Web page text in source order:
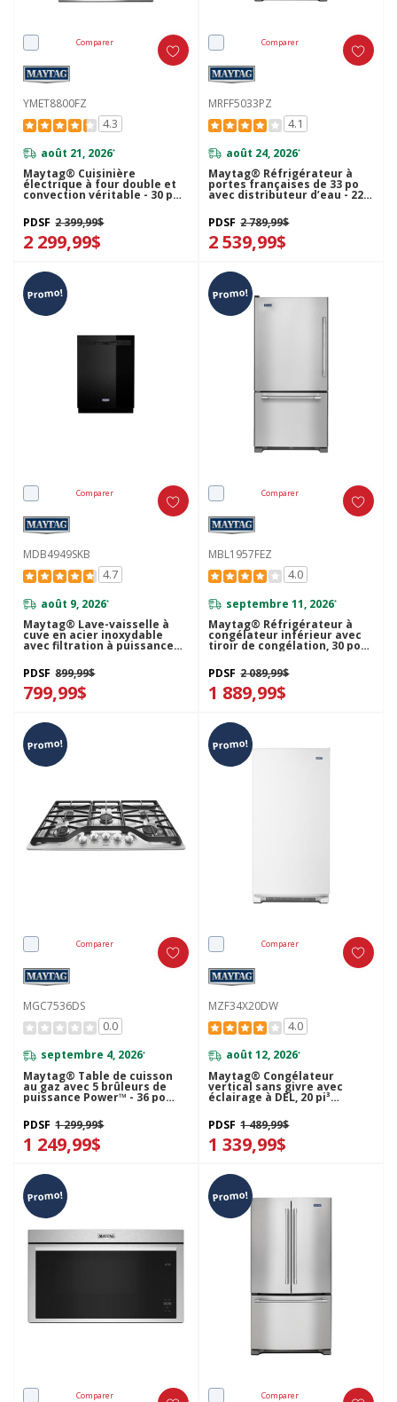
Comparer
YMET8800FZ
4.3
août 21, 2026*
Maytag® Cuisinière
électrique à four double et
convection véritable - 30 po -
PDSF 2 399,99$
2 299,99$
Comparer
MRFF5033PZ
4.1
août 24, 2026*
Maytag® Réfrigérateur à
portes françaises de 33 po
avec distributeur d’eau - 22
PDSF 2 789,99$
2 539,99$
Promo!
Comparer
MDB4949SKB
4.7
août 9, 2026*
Maytag® Lave-vaisselle à
cuve en acier inoxydable
avec filtration à puissance
double MDB4949SKB
PDSF 899,99$
799,99$
Promo!
Comparer
MBL1957FEZ
4.0
septembre 11, 2026*
Maytag® Réfrigérateur à
congélateur inférieur avec
tiroir de congélation, 30 po
PDSF 2 089,99$
1 889,99$
Promo!
Comparer
MGC7536DS
0.0
septembre 4, 2026*
Maytag® Table de cuisson
au gaz avec 5 brûleurs de
puissance Power™ - 36 po
MGC7536DS
PDSF 1 299,99$
1 249,99$
Promo!
Comparer
MZF34X20DW
4.0
août 12, 2026*
Maytag® Congélateur
vertical sans givre avec
éclairage à DEL, 20 pi³
MZF34X20DW
PDSF 1 489,99$
1 339,99$
Promo!
Comparer
Promo!
Comparer